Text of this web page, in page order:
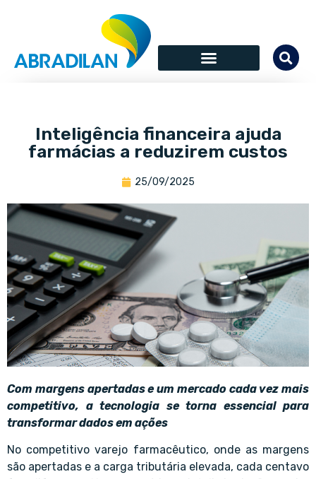
Inteligência financeira ajuda
farmácias a reduzirem custos
25/09/2025
Com margens apertadas e um mercado cada vez mais
competitivo, a tecnologia se torna essencial para
transformar dados em ações
No competitivo varejo farmacêutico, onde as margens
são apertadas e a carga tributária elevada, cada centavo